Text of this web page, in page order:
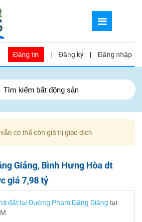
Đăng tin | Đăng ký | Đăng nhập
Tìm kiếm bất động sản
có thể còn giá trị giao dịch
Giảng, Bình Hưng Hòa dt
giá 7,98 tỷ
đất tại Đường Phạm Đăng Giảng tại